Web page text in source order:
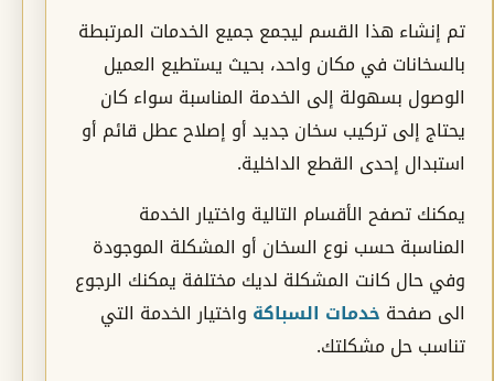
تم إنشاء هذا القسم ليجمع جميع الخدمات المرتبطة
بالسخانات في مكان واحد، بحيث يستطيع العميل
الوصول بسهولة إلى الخدمة المناسبة سواء كان
يحتاج إلى تركيب سخان جديد أو إصلاح عطل قائم أو
استبدال إحدى القطع الداخلية.
يمكنك تصفح الأقسام التالية واختيار الخدمة
المناسبة حسب نوع السخان أو المشكلة الموجودة
وفي حال كانت المشكلة لديك مختلفة يمكنك الرجوع
الى صفحة خدمات السباكة واختيار الخدمة التي
تناسب حل مشكلتك.